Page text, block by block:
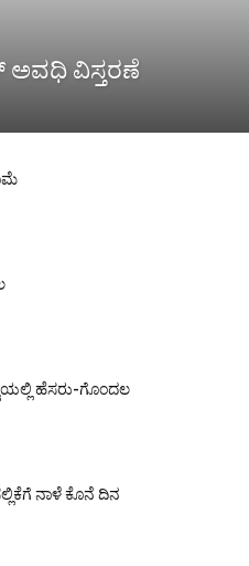
ವಿಸ್ತರಣೆ
ಹೆಸರು-ಗೊಂದಲ
ನಾಳೆ ಕೊನೆ ದಿನ